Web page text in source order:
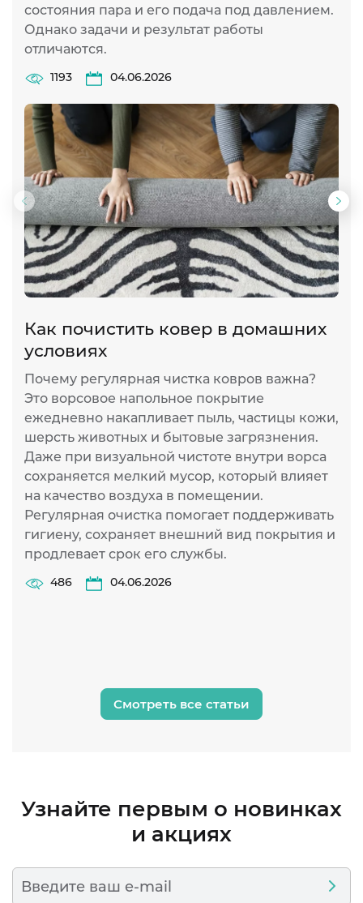
состояния пара и его подача под давлением.
Однако задачи и результат работы
отличаются.
1193 04.06.2026
Предыдущий
слайд
Как почистить ковер в домашних
условиях
Почему регулярная чистка ковров важна?
Это ворсовое напольное покрытие
ежедневно накапливает пыль, частицы кожи,
шерсть животных и бытовые загрязнения.
Даже при визуальной чистоте внутри ворса
сохраняется мелкий мусор, который влияет
на качество воздуха в помещении.
Регулярная очистка помогает поддерживать
гигиену, сохраняет внешний вид покрытия и
продлевает срок его службы.
486 04.06.2026
Смотреть все статьи
Узнайте первым о новинках
и акциях